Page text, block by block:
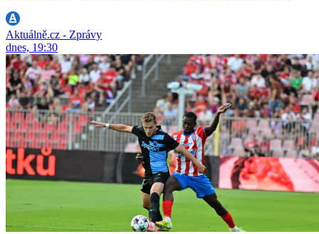
Aktuálně.cz - Zprávy
dnes, 19:30